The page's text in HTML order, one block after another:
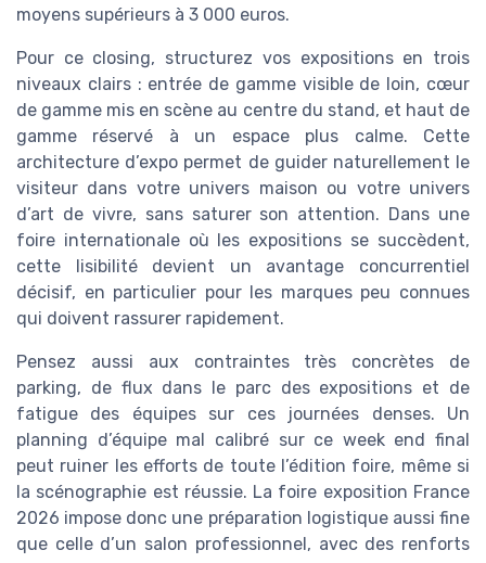
moyens supérieurs à 3 000 euros.
Pour ce closing, structurez vos expositions en trois
niveaux clairs : entrée de gamme visible de loin, cœur
de gamme mis en scène au centre du stand, et haut de
gamme réservé à un espace plus calme. Cette
architecture d’expo permet de guider naturellement le
visiteur dans votre univers maison ou votre univers
d’art de vivre, sans saturer son attention. Dans une
foire internationale où les expositions se succèdent,
cette lisibilité devient un avantage concurrentiel
décisif, en particulier pour les marques peu connues
qui doivent rassurer rapidement.
Pensez aussi aux contraintes très concrètes de
parking, de flux dans le parc des expositions et de
fatigue des équipes sur ces journées denses. Un
planning d’équipe mal calibré sur ce week end final
peut ruiner les efforts de toute l’édition foire, même si
la scénographie est réussie. La foire exposition France
2026 impose donc une préparation logistique aussi fine
que celle d’un salon professionnel, avec des renforts